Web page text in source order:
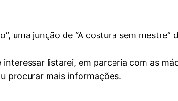
uma junção de “A costura sem mestre”
listarei, em parceria com as
procurar mais informações.